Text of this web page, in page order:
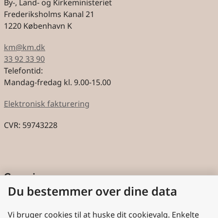
By-, Land- og Kirkeministeriet
Frederiksholms Kanal 21
1220 København K
km@km.dk
33 92 33 90
Telefontid:
Mandag-fredag kl. 9.00-15.00
Elektronisk fakturering
CVR: 59743228
Genveje
Cookies
Aktindsigt
Du bestemmer over dine data
Vi bruger cookies til at huske dit cookievalg. Enkelte